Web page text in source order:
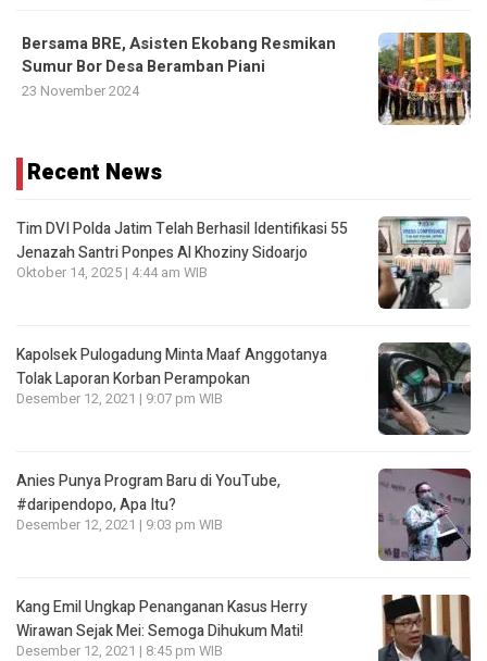
Bersama BRE, Asisten Ekobang Resmikan
Sumur Bor Desa Beramban Piani
23 November 2024
Recent News
Tim DVI Polda Jatim Telah Berhasil Identifikasi 55
Jenazah Santri Ponpes Al Khoziny Sidoarjo
Oktober 14, 2025 | 4:44 am WIB
Kapolsek Pulogadung Minta Maaf Anggotanya
Tolak Laporan Korban Perampokan
Desember 12, 2021 | 9:07 pm WIB
Anies Punya Program Baru di YouTube,
#daripendopo, Apa Itu?
Desember 12, 2021 | 9:03 pm WIB
Kang Emil Ungkap Penanganan Kasus Herry
Wirawan Sejak Mei: Semoga Dihukum Mati!
Desember 12, 2021 | 8:45 pm WIB